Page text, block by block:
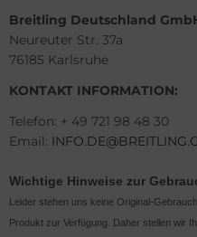
Breitling Deutschland
Neureuter Str. 37a
76185 Karlsruhe
KONTAKT INFORMATION:
Telefon: + 49 721 98 48 30
Email:
Wichtige Hinweise zur
Leider stehen uns keine Original-
Produkt zur Verfügung. Daher stellen wir
Nardin